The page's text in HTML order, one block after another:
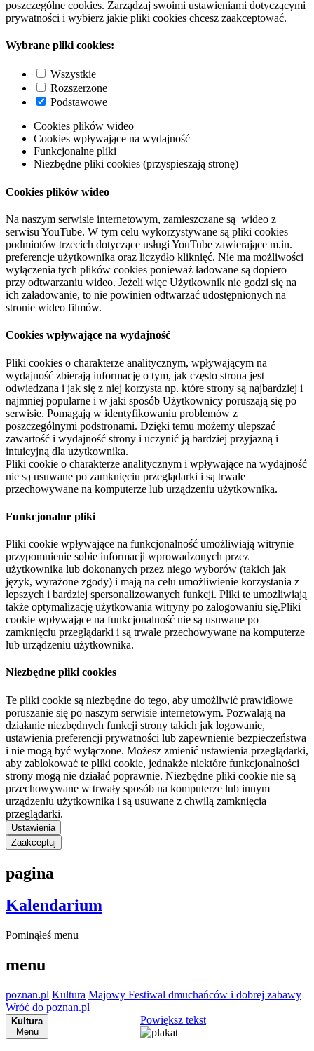
poszczególne cookies. Zarządzaj swoimi ustawieniami dotyczącymi
prywatności i wybierz jakie pliki cookies chcesz zaakceptować.
Wybrane pliki cookies:
Wszystkie
Rozszerzone
Podstawowe
Cookies plików wideo
Cookies wpływające na wydajność
Funkcjonalne pliki
Niezbędne pliki cookies (przyspieszają stronę)
Cookies plików wideo
Na naszym serwisie internetowym, zamieszczane są wideo z
serwisu YouTube. W tym celu wykorzystywane są pliki cookies
podmiotów trzecich dotyczące usługi YouTube zawierające m.in.
preferencje użytkownika oraz liczydło kliknięć. Nie ma możliwości
wyłączenia tych plików cookies ponieważ ładowane są dopiero
przy odtwarzaniu wideo. Jeżeli więc Użytkownik nie godzi się na
ich załadowanie, to nie powinien odtwarzać udostępnionych na
stronie wideo filmów.
Cookies wpływające na wydajność
Pliki cookies o charakterze analitycznym, wpływającym na
wydajność zbierają informację o tym, jak często strona jest
odwiedzana i jak się z niej korzysta np. które strony są najbardziej i
najmniej popularne i w jaki sposób Użytkownicy poruszają się po
serwisie. Pomagają w identyfikowaniu problemów z
poszczególnymi podstronami. Dzięki temu możemy ulepszać
zawartość i wydajność strony i uczynić ją bardziej przyjazną i
intuicyjną dla użytkownika.
Pliki cookie o charakterze analitycznym i wpływające na wydajność
nie są usuwane po zamknięciu przeglądarki i są trwale
przechowywane na komputerze lub urządzeniu użytkownika.
Funkcjonalne pliki
Pliki cookie wpływające na funkcjonalność umożliwiają witrynie
przypomnienie sobie informacji wprowadzonych przez
użytkownika lub dokonanych przez niego wyborów (takich jak
język, wyrażone zgody) i mają na celu umożliwienie korzystania z
lepszych i bardziej spersonalizowanych funkcji. Pliki te umożliwiają
także optymalizację użytkowania witryny po zalogowaniu się.Pliki
cookie wpływające na funkcjonalność nie są usuwane po
zamknięciu przeglądarki i są trwale przechowywane na komputerze
lub urządzeniu użytkownika.
Niezbędne pliki cookies
Te pliki cookie są niezbędne do tego, aby umożliwić prawidłowe
poruszanie się po naszym serwisie internetowym. Pozwalają na
działanie niezbędnych funkcji strony takich jak logowanie,
ustawienia preferencji prywatności lub zapewnienie bezpieczeństwa
i nie mogą być wyłączone. Możesz zmienić ustawienia przeglądarki,
aby zablokować te pliki cookie, jednakże niektóre funkcjonalności
strony mogą nie działać poprawnie. Niezbędne pliki cookie nie są
przechowywane w trwały sposób na komputerze lub innym
urządzeniu użytkownika i są usuwane z chwilą zamknięcia
przeglądarki.
Ustawienia
Zaakceptuj
pagina
Kalendarium
Pominąłeś menu
menu
poznan.pl Kultura Majowy Festiwal dmuchańców i dobrej zabawy
Wróć do poznan.pl
Kultura
Menu
Powiększ tekst